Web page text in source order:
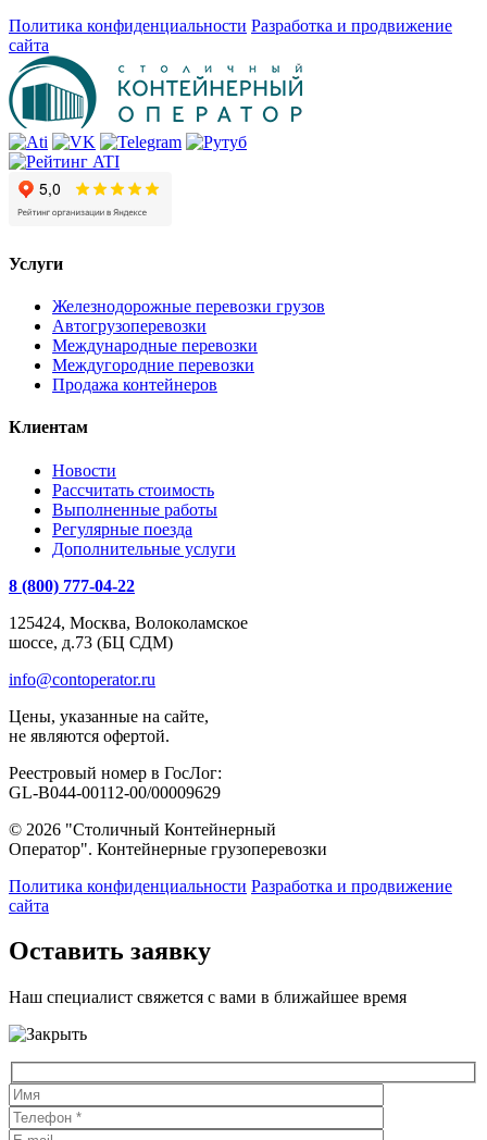
Политика конфиденциальности Разработка и продвижение
сайта
Услуги
Железнодорожные перевозки грузов
Автогрузоперевозки
Международные перевозки
Междугородние перевозки
Продажа контейнеров
Клиентам
Новости
Рассчитать стоимость
Выполненные работы
Регулярные поезда
Дополнительные услуги
8 (800) 777-04-22
125424, Москва, Волоколамское
шоссе, д.73 (БЦ СДМ)
info@contoperator.ru
Цены, указанные на сайте,
не являются офертой.
Реестровый номер в ГосЛог:
GL-B044-00112-00/00009629
© 2026 "Столичный Контейнерный
Оператор". Контейнерные грузоперевозки
Политика конфиденциальности Разработка и продвижение
сайта
Оставить заявку
Наш специалист свяжется с вами в ближайшее время